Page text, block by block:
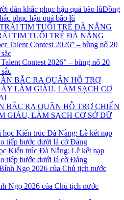
Đồng
phục hậu quả bão lũ
TIM TUỔI TRẺ ĐÀ NẴNG
Contest 2026” – bùng nổ 20
BẮC RA QUÂN HỖ TRỢ CHIẾN
GIÀU, LÀM SẠCH CƠ SỞ DỮ
Kiến trúc Đà Nẵng: Lễ kết nạp
tiếp bước dưới lá cờ Đảng
Ngọ 2026 của Chủ tịch nước